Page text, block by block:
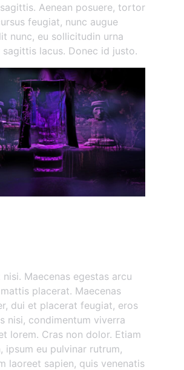
Aenean posuere, tortor
feugiat, nunc augue
nunc, eu sollicitudin urna
lacus. Donec id justo.
nisi. Maecenas egestas arcu
placerat. Maecenas
dui et placerat feugiat, eros
nisi, condimentum viverra
lorem. Cras non dolor. Etiam
ipsum eu pulvinar rutrum,
laoreet sapien, quis venenatis